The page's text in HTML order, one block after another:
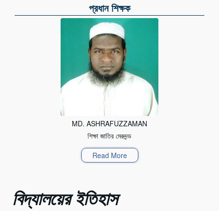
প্রধান শিক্ষক
MD. ASHRAFUZZAMAN
শিক্ষা জাতির মেরুদন্ড
Read More
বিদ্যালয়ের ইতিহাস